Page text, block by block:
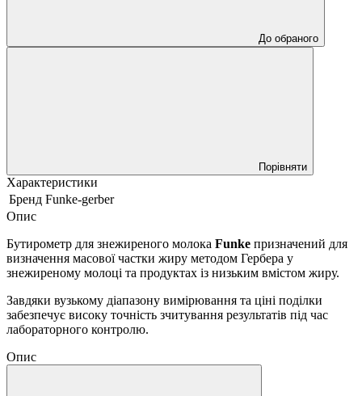
До обраного
Порівняти
Характеристики
Бренд Funke-gerber
Опис
Бутирометр для знежиреного молока Funke призначений для
визначення масової частки жиру методом Гербера у
знежиреному молоці та продуктах із низьким вмістом жиру.
Завдяки вузькому діапазону вимірювання та ціні поділки
забезпечує високу точність зчитування результатів під час
лабораторного контролю.
Опис